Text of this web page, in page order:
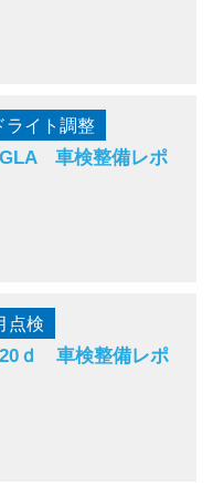
ライト調整
車検整備レポ
点検
ｄ 車検整備レポ